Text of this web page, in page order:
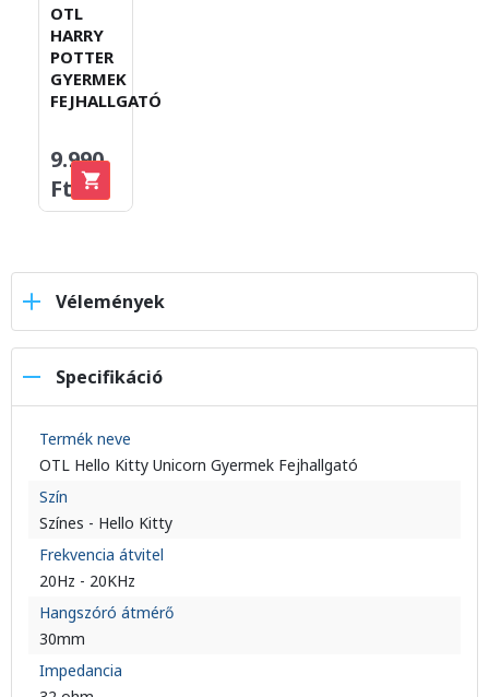
OTL
HARRY
POTTER
GYERMEK
FEJHALLGATÓ
9.990
Ft
Vélemények
Specifikáció
Termék neve
OTL Hello Kitty Unicorn Gyermek Fejhallgató
Szín
Színes - Hello Kitty
Frekvencia átvitel
20Hz - 20KHz
Hangszóró átmérő
30mm
Impedancia